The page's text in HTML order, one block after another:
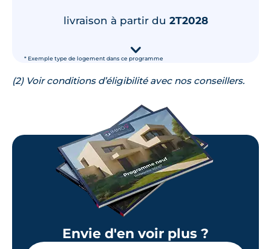
Lot406
TVA 20%
Surface annexe
Orientation
* Exemple type de logement dans ce programme
livraison à partir du 2T2028
▾
(2) Voir conditions d’éligibilité avec nos conseillers.
Envie d'en voir plus ?